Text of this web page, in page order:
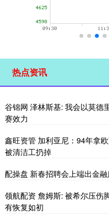
热点资讯
谷锦网 泽林斯基: 我会以莫德
赛效力
鑫旺资管 加利亚尼：94年拿
被清洁工扔掉
配操盘 新春招聘会上端出金融
领航配资 詹姆斯: 被希尔压伤
有恢复如初